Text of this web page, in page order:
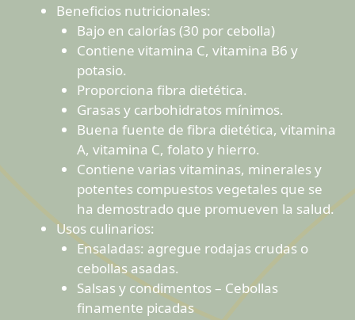
Beneficios nutricionales:
Bajo en calorías (30 por cebolla)
Contiene vitamina C, vitamina B6 y
potasio.
Proporciona fibra dietética.
Grasas y carbohidratos mínimos.
Buena fuente de fibra dietética, vitamina
A, vitamina C, folato y hierro.
Contiene varias vitaminas, minerales y
potentes compuestos vegetales que se
ha demostrado que promueven la salud.
Usos culinarios:
Ensaladas: agregue rodajas crudas o
cebollas asadas.
Salsas y condimentos – Cebollas
finamente picadas